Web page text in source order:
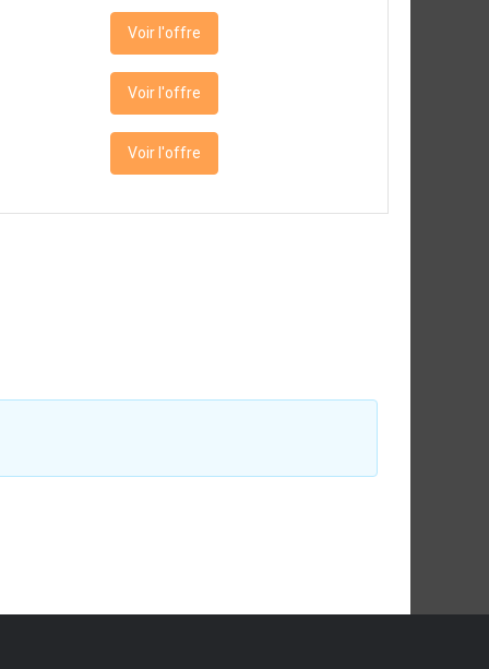
Voir l'offre
Voir l'offre
Voir l'offre